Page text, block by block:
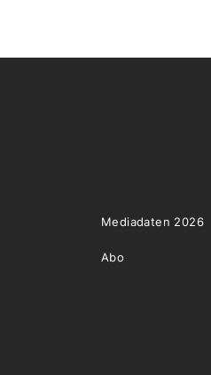
Mediadaten 2026
Abo